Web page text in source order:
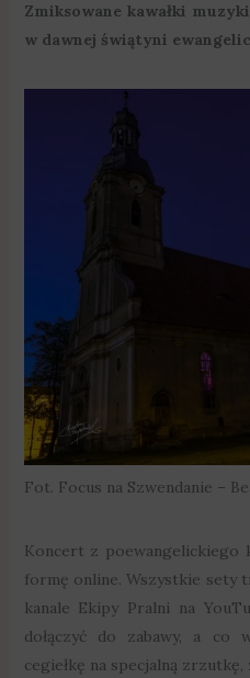
Zmiksowane kawałki
w dawnej świątyni
Fot. Focus na Szwendanie –
Koncert z poewangelickiego
formę online. Wszystkie sety
kanale Ekipy Pralni na
dołączyć do zabawy, a co
cegiełkę na specjalną